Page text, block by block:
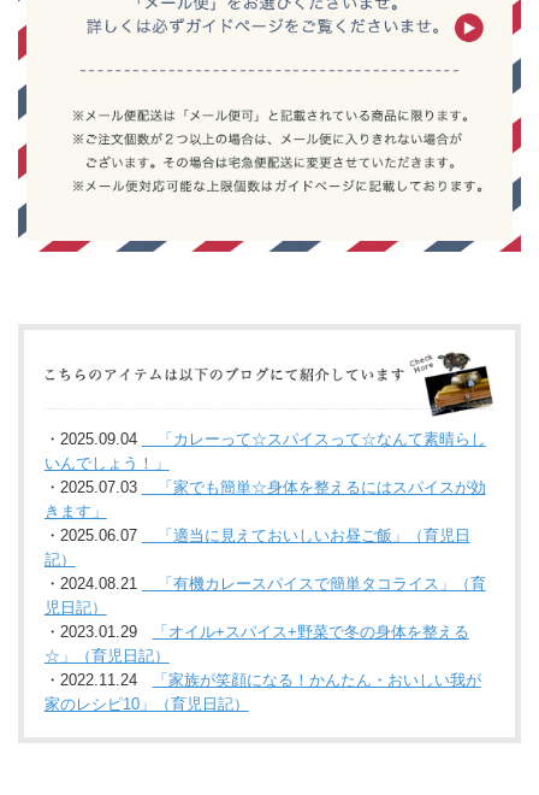
・2025.09.04
「カレーって☆スパイスって☆なんて素晴らし
いんでしょう！」
・2025.07.03
「家でも簡単☆身体を整えるにはスパイスが効
きます」
・2025.06.07
「適当に見えておいしいお昼ご飯」（育児日
記）
・2024.08.21
「有機カレースパイスで簡単タコライス」（育
児日記）
・2023.01.29
「オイル+スパイス+野菜で冬の身体を整える
☆」（育児日記）
・2022.11.24
「家族が笑顔になる！かんたん・おいしい我が
家のレシピ10」（育児日記）